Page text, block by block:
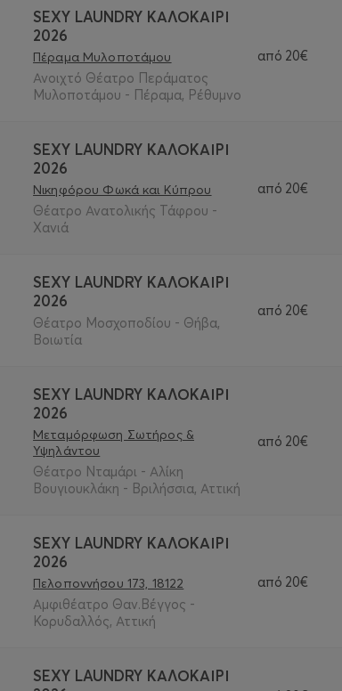
SEXY LAUNDRY ΚΑΛΟΚΑΊΡΙ
2026
Πέραμα Μυλοποτάμου
Ανοιχτό Θέατρο Περάματος
Μυλοποτάμου - Πέραμα, Ρέθυμνο
από 20€
SEXY LAUNDRY ΚΑΛΟΚΑΊΡΙ
2026
Νικηφόρου Φωκά και Κύπρου
Θέατρο Ανατολικής Τάφρου -
Χανιά
από 20€
SEXY LAUNDRY ΚΑΛΟΚΑΊΡΙ
2026
Θέατρο Μοσχοποδίου - Θήβα,
Βοιωτία
από 20€
SEXY LAUNDRY ΚΑΛΟΚΑΊΡΙ
2026
Μεταμόρφωση Σωτήρος &
Υψηλάντου
Θέατρο Νταμάρι - Αλίκη
Βουγιουκλάκη - Βριλήσσια, Αττική
από 20€
SEXY LAUNDRY ΚΑΛΟΚΑΊΡΙ
2026
Πελοποννήσου 173, 18122
Αμφιθέατρο Θαν.Βέγγος -
Κορυδαλλός, Αττική
από 20€
SEXY LAUNDRY ΚΑΛΟΚΑΊΡΙ